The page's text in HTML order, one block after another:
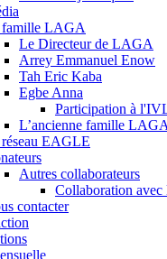
LAGA
Le Directeur de LAGA
Arrey Emmanuel Enow
Tah Eric Kaba
Egbe Anna
Participation à
L’ancienne famille LAGA
EAGLE
Autres collaborateurs
Collaboration avec
contacter